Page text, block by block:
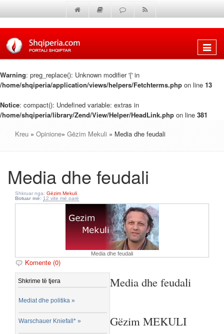
Shfaq
Warning: preg_replace(): Unknown modifier '{' in
/home/shqiperia/application/views/helpers/Fetchterms.php on line 13
Notice: compact(): Undefined variable: extras in
/home/shqiperia/library/Zend/View/Helper/HeadLink.php on line 381
Kreu » Opinione» Gëzim Mekuli » Media dhe feudali
Media dhe feudali
Shkruar nga: Gëzim Mekuli
Botuar më: 12 vite më parë
Media dhe feudali
Komente (0)
Shkrime të tjera
Mediat dhe politika »
Warschauer Kniefall* »
Media dhe feudali
Gëzim MEKULI